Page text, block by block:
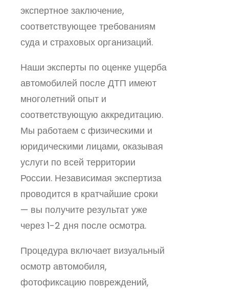
экспертное заключение,
соответствующее требованиям
суда и страховых организаций.
Наши эксперты по оценке ущерба
автомобилей после ДТП имеют
многолетний опыт и
соответствующую аккредитацию.
Мы работаем с физическими и
юридическими лицами, оказывая
услуги по всей территории
России. Независимая экспертиза
проводится в кратчайшие сроки
— вы получите результат уже
через 1-2 дня после осмотра.
Процедура включает визуальный
осмотр автомобиля,
фотофиксацию повреждений,